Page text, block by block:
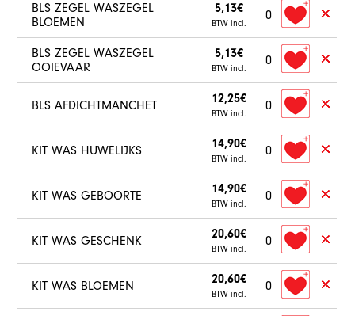
BLS ZEGEL WASZEGEL
BLOEMEN
5,13€
BTW incl.
0
BLS ZEGEL WASZEGEL
OOIEVAAR
5,13€
BTW incl.
0
BLS AFDICHTMANCHET 12,25€
BTW incl.
0
KIT WAS HUWELIJKS 14,90€
BTW incl.
0
KIT WAS GEBOORTE 14,90€
BTW incl.
0
KIT WAS GESCHENK 20,60€
BTW incl.
0
KIT WAS BLOEMEN 20,60€
BTW incl.
0